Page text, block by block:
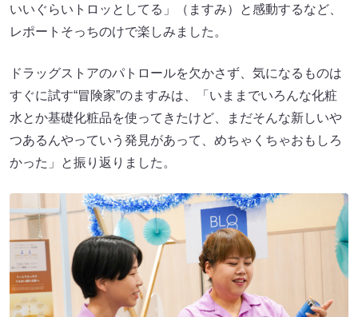
いいぐらいトロッとしてる」（ますみ）と感動するなど、
レポートそっちのけで楽しみました。
ドラッグストアのパトロールを欠かさず、気になるものは
すぐに試す“冒険家”のますみは、「いままでいろんな化粧
水とか基礎化粧品を使ってきたけど、まだそんな新しいや
つあるんやっていう発見があって、めちゃくちゃおもしろ
かった」と振り返りました。